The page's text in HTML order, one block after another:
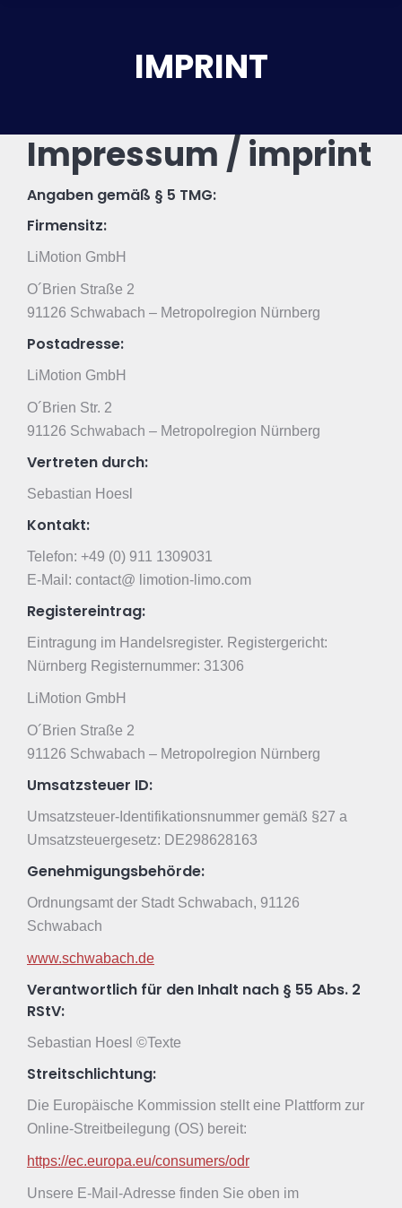
IMPRINT
Impressum / imprint
Angaben gemäß § 5 TMG:
Firmensitz:
LiMotion GmbH
O´Brien Straße 2
91126 Schwabach – Metropolregion Nürnberg
Postadresse:
LiMotion GmbH
O´Brien Str. 2
91126 Schwabach – Metropolregion Nürnberg
Vertreten durch:
Sebastian Hoesl
Kontakt:
Telefon: +49 (0) 911 1309031
E-Mail: contact@ limotion-limo.com
Registereintrag:
Eintragung im Handelsregister. Registergericht:
Nürnberg Registernummer: 31306
LiMotion GmbH
O´Brien Straße 2
91126 Schwabach – Metropolregion Nürnberg
Umsatzsteuer ID:
Umsatzsteuer-Identifikationsnummer gemäß §27 a
Umsatzsteuergesetz: DE298628163
Genehmigungsbehörde:
Ordnungsamt der Stadt Schwabach, 91126
Schwabach
www.schwabach.de
Verantwortlich für den Inhalt nach § 55 Abs. 2
RStV:
Sebastian Hoesl ©Texte
Streitschlichtung:
Die Europäische Kommission stellt eine Plattform zur
Online-Streitbeilegung (OS) bereit:
https://ec.europa.eu/consumers/odr
Unsere E-Mail-Adresse finden Sie oben im